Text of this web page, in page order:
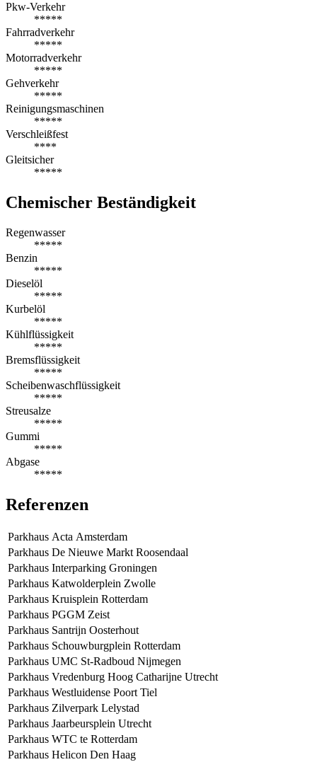
Pkw-Verkehr
*****
Fahrradverkehr
*****
Motorradverkehr
*****
Gehverkehr
*****
Reinigungsmaschinen
*****
Verschleißfest
****
Gleitsicher
*****
Chemischer Beständigkeit
Regenwasser
*****
Benzin
*****
Dieselöl
*****
Kurbelöl
*****
Kühlflüssigkeit
*****
Bremsflüssigkeit
*****
Scheibenwaschflüssigkeit
*****
Streusalze
*****
Gummi
*****
Abgase
*****
Referenzen
Parkhaus Acta Amsterdam
Parkhaus De Nieuwe Markt Roosendaal
Parkhaus Interparking Groningen
Parkhaus Katwolderplein Zwolle
Parkhaus Kruisplein Rotterdam
Parkhaus PGGM Zeist
Parkhaus Santrijn Oosterhout
Parkhaus Schouwburgplein Rotterdam
Parkhaus UMC St-Radboud Nijmegen
Parkhaus Vredenburg Hoog Catharijne Utrecht
Parkhaus Westluidense Poort Tiel
Parkhaus Zilverpark Lelystad
Parkhaus Jaarbeursplein Utrecht
Parkhaus WTC te Rotterdam
Parkhaus Helicon Den Haag